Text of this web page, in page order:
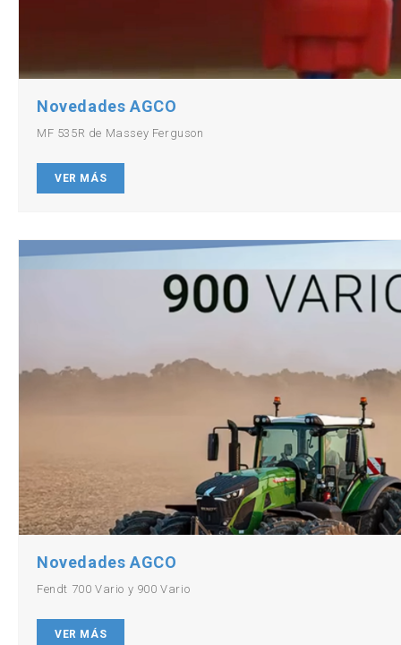
Novedades AGCO
MF 535R de Massey Ferguson
VER MÁS
Novedades AGCO
Fendt 700 Vario y 900 Vario
VER MÁS